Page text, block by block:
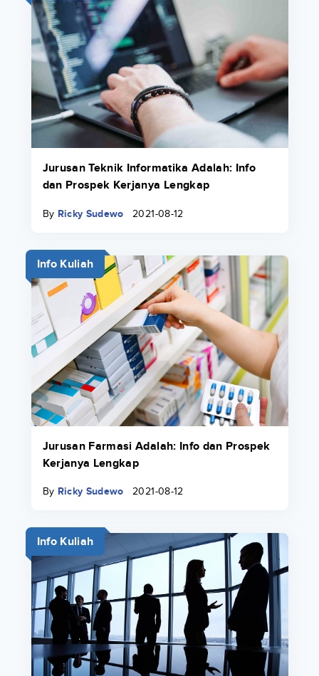
Jurusan Teknik Informatika Adalah: Info
dan Prospek Kerjanya Lengkap
By Ricky Sudewo 2021-08-12
Info Kuliah
Jurusan Farmasi Adalah: Info dan Prospek
Kerjanya Lengkap
By Ricky Sudewo 2021-08-12
Info Kuliah